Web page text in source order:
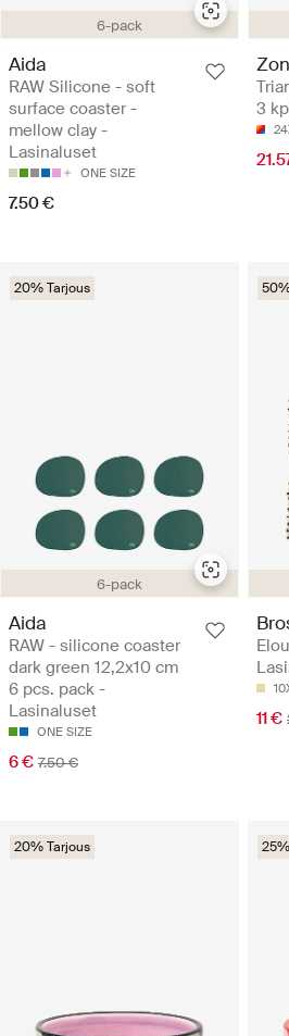
6-pack
Aida
RAW Silicone - soft
surface coaster -
mellow clay -
Lasinaluset
ONE SIZE
7.50 €
3
6-pack
20% Tarjous
Aida
RAW - silicone coaster
dark green 12,2x10 cm
6 pcs. pack -
Lasinaluset
ONE SIZE
6 € 7.50 €
11 €
20% Tarjous